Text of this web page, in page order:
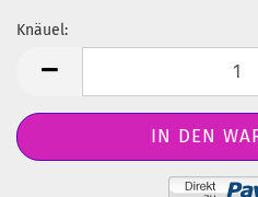
Knäuel: